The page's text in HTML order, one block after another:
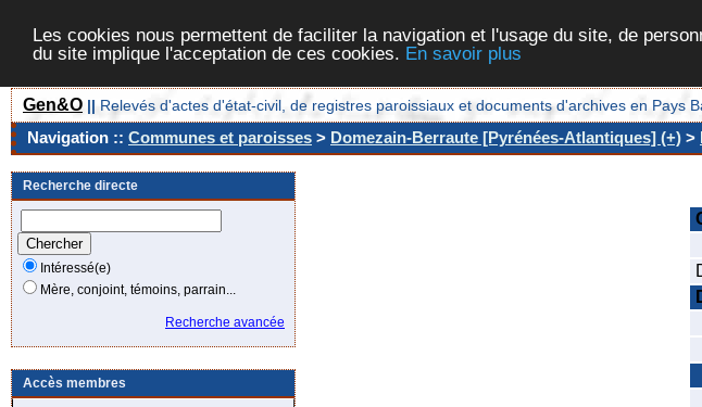
Les cookies nous permettent de faciliter la navigation et l'usage du site, de
du site implique l'acceptation de ces cookies. En savoir plus
Gen&O || Relevés d'actes d'état-civil, de registres paroissiaux et documents d'archives en Pays
Navigation :: Communes et paroisses > Domezain-Berraute [Pyrénées-Atlantiques] (+) >
Recherche directe
Intéressé(e)
Mère, conjoint, témoins, parrain...
Recherche avancée
Accès membres